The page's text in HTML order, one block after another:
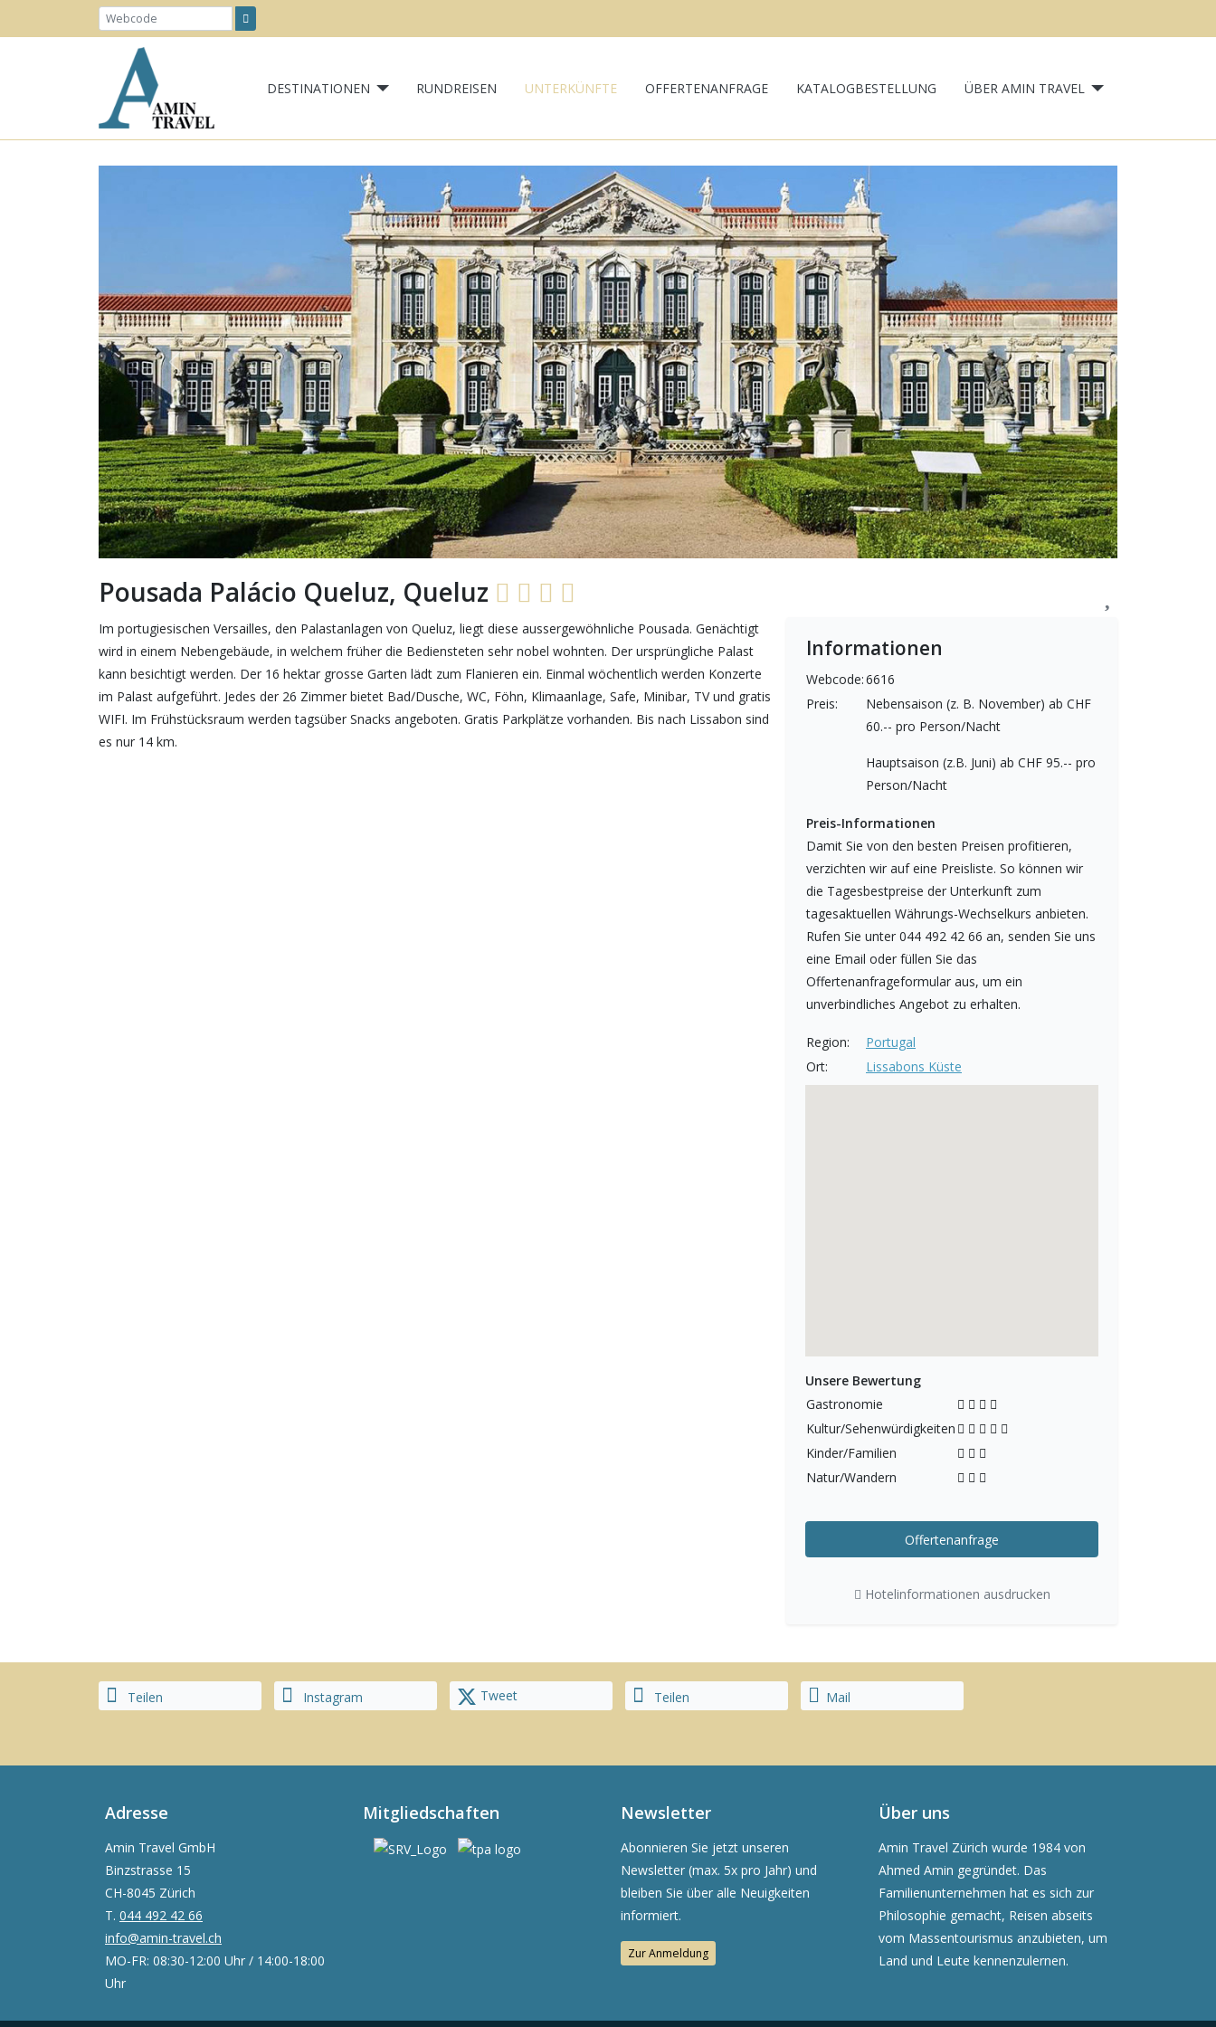
DESTINATIONEN RUNDREISEN UNTERKÜNFTE OFFERTENANFRAGE KATALOGBESTELLUNG ÜBER AMIN TRAVEL
Previous Next
Pousada Palácio Queluz, Queluz
Im portugiesischen Versailles, den Palastanlagen von Queluz, liegt diese aussergewöhnliche Pousada. Genächtigt
wird in einem Nebengebäude, in welchem früher die Bediensteten sehr nobel wohnten. Der ursprüngliche Palast
kann besichtigt werden. Der 16 hektar grosse Garten lädt zum Flanieren ein. Einmal wöchentlich werden Konzerte
im Palast aufgeführt. Jedes der 26 Zimmer bietet Bad/Dusche, WC, Föhn, Klimaanlage, Safe, Minibar, TV und gratis
WIFI. Im Frühstücksraum werden tagsüber Snacks angeboten. Gratis Parkplätze vorhanden. Bis nach Lissabon sind
es nur 14 km.
Informationen
Webcode:6616
Preis:
Nebensaison (z. B. November) ab CHF
60.-- pro Person/Nacht
Hauptsaison (z.B. Juni) ab CHF 95.-- pro
Person/Nacht
Preis-Informationen
Damit Sie von den besten Preisen profitieren,
verzichten wir auf eine Preisliste. So können wir
die Tagesbestpreise der Unterkunft zum
tagesaktuellen Währungs-Wechselkurs anbieten.
Rufen Sie unter 044 492 42 66 an, senden Sie uns
eine Email oder füllen Sie das
Offertenanfrageformular aus, um ein
unverbindliches Angebot zu erhalten.
Region:
Portugal
Ort:
Lissabons Küste
Unsere Bewertung
Gastronomie
Kultur/Sehenwürdigkeiten
Kinder/Familien
Natur/Wandern
Offertenanfrage
Hotelinformationen ausdrucken
Teilen Instagram Tweet Teilen Mail
Adresse
Amin Travel GmbH
Binzstrasse 15
CH-8045 Zürich
T. 044 492 42 66
info@amin-travel.ch
MO-FR: 08:30-12:00 Uhr / 14:00-18:00
Uhr
Mitgliedschaften Newsletter
Abonnieren Sie jetzt unseren
Newsletter (max. 5x pro Jahr) und
bleiben Sie über alle Neuigkeiten
informiert.
Zur Anmeldung
Über uns
Amin Travel Zürich wurde 1984 von
Ahmed Amin gegründet. Das
Familienunternehmen hat es sich zur
Philosophie gemacht, Reisen abseits
vom Massentourismus anzubieten, um
Land und Leute kennenzulernen.